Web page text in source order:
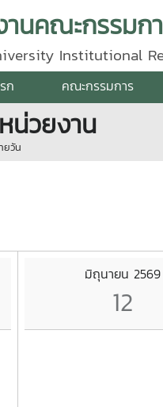
นคณะกรรมก
Institutional
ก คณะกรรมการ
น่วยงาน
ยวัน
มิถุนายน 2569
12